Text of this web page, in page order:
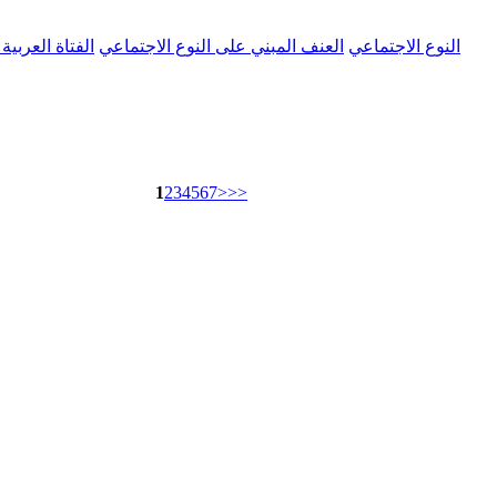
النوع الاجتماعي العنف المبني على النوع الاجتماعي الفتاة
1234567>>>